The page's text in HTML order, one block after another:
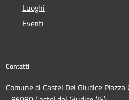
Luoghi
Eventi
Contatti
Comune di Castel Del Giudice